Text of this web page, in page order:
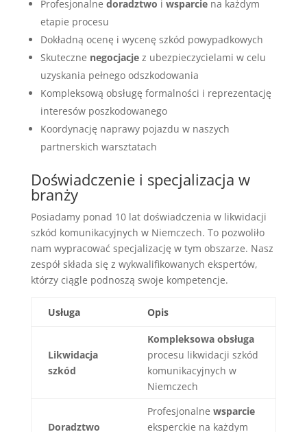
Profesjonalne doradztwo i wsparciena każdym
etapie procesu
Dokładną ocenę i wycenę szkód powypadkowych
Skuteczne negocjacjez ubezpieczycielami w celu
uzyskania pełnego odszkodowania
Kompleksową obsługę formalności i reprezentację
interesów poszkodowanego
Koordynację naprawy pojazdu w naszych
partnerskich warsztatach
Doświadczenie i specjalizacja w
branży
Posiadamy ponad 10 lat doświadczenia w likwidacji
szkód komunikacyjnych w Niemczech. To pozwoliło
nam wypracować specjalizację w tym obszarze. Nasz
zespół składa się z wykwalifikowanych ekspertów,
którzy ciągle podnoszą swoje kompetencje.
Usługa Opis
Likwidacja
szkód
Kompleksowa obsługa
procesu likwidacji szkód
komunikacyjnych w
Niemczech
Doradztwo
Profesjonalne wsparcie
eksperckie na każdym